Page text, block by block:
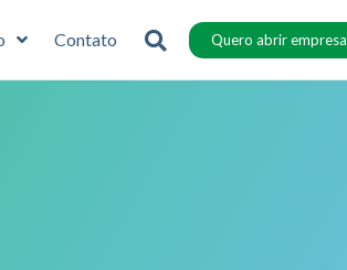
Contato Quero abrir empresa